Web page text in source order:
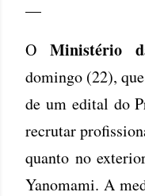
O Ministério
domingo (22),
de um edital do
recrutar
quanto no
Yanomami. A